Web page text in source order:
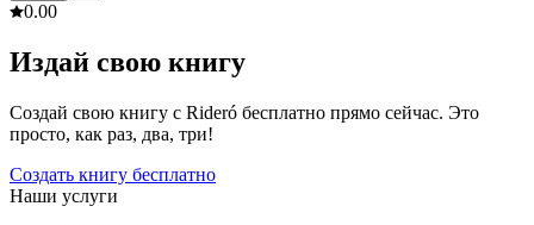
0.00
Издай свою книгу
Создай свою книгу с Rideró бесплатно прямо сейчас. Это
просто, как раз, два, три!
Создать книгу бесплатно
Наши услуги